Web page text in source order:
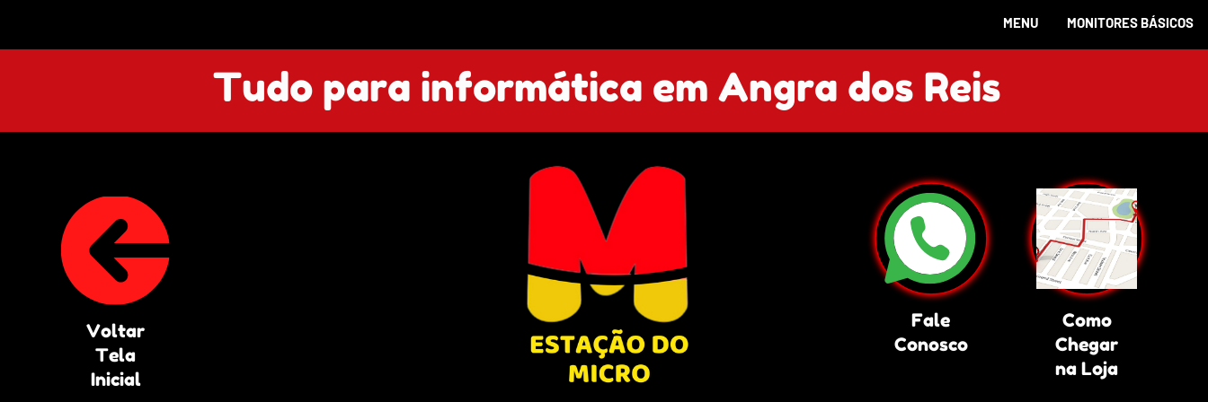
MENU MONITORES BÁSICOS
Tudo para informática em Angra dos Reis
Voltar
Tela
Inicial
Fale
Conosco
Como
Chegar
na Loja